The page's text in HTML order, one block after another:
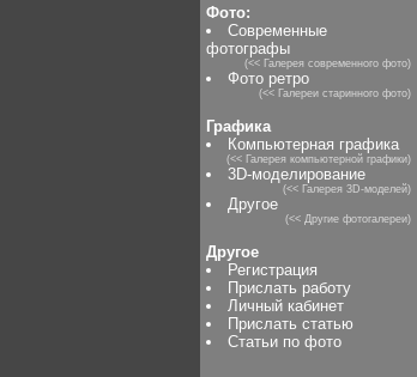
Фото:
Современные
фотографы
(<< Галерея современного фото)
Фото ретро
(<< Галереи старинного фото)
Графика
Компьютерная графика
(<< Галерея компьютерной графики)
3D-моделирование
(<< Галерея 3D-моделей)
Другое
(<< Другие фотогалереи)
Другое
Регистрация
Прислать работу
Личный кабинет
Прислать статью
Статьи по фото